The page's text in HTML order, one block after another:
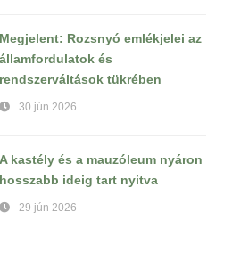
Megjelent: Rozsnyó emlékjelei az
államfordulatok és
rendszerváltások tükrében
30 jún 2026
A kastély és a mauzóleum nyáron
hosszabb ideig tart nyitva
29 jún 2026